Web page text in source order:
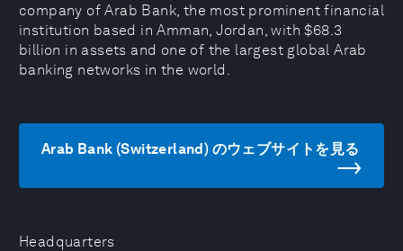
Headquarters
company of Arab Bank, the most prominent financial
institution based in Amman, Jordan, with $68.3
billion in assets and one of the largest global Arab
banking networks in the world.
Arab Bank (Switzerland) のウェブサイトを見る